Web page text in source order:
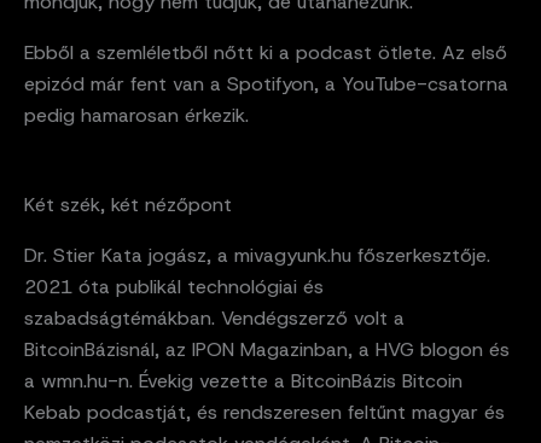
Ebből a szemléletből nőtt ki a podcast ötlete. Az első
epizód már fent van a Spotifyon, a YouTube-csatorna
pedig hamarosan érkezik.
Két szék, két nézőpont
Dr. Stier Kata jogász, a mivagyunk.hu főszerkesztője.
2021 óta publikál technológiai és
szabadságtémákban. Vendégszerző volt a
BitcoinBázisnál, az IPON Magazinban, a HVG blogon és
a wmn.hu-n. Évekig vezette a BitcoinBázis Bitcoin
Kebab podcastját, és rendszeresen feltűnt magyar és